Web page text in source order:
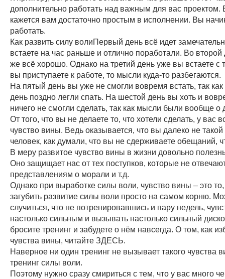
дополнительно работать над важным для вас
кажется вам достаточно простым в исполнении. Вы
работать.
Как развить силу волиПервый день всё идет
встаете на час раньше и отлично поработали. Во второй
же всё хорошо. Однако на третий день уже вы встаете с
вы приступаете к работе, то мысли куда-то разбегаются.
На пятый день вы уже не смогли вовремя встать, так
день поздно легли спать. На шестой день вы хоть и
ничего не смогли сделать, так как мысли были вообще о
От того, что вы не делаете то, что хотели сделать, у вас
чувство вины. Ведь оказывается, что вы далеко не
человек, как думали, что вы не сдерживаете обещаний,
В меру развитое чувство вины в жизни довольно
Оно защищает нас от тех поступков, которые не
представлениям о морали и т.д.
Однако при выработке силы воли, чувство вины – это
загубить развитие силы воли просто на самом корню.
случиться, что не потренировавшись и пару недель,
настолько сильным и вызывать настолько сильный
бросите тренинг и забудете о нём навсегда. О том, как
чувства вины, читайте ЗДЕСЬ.
Наверное ни один тренинг не вызывает такого чувства
тренинг силы воли.
Поэтому нужно сразу смириться с тем, что у вас много